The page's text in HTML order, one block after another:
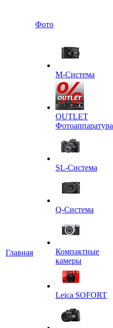
Главная
Фото
M-Система
OUTLET
Фотоаппаратура
SL-Система
Q-Cистема
Компактные
камеры
Leica SOFORT